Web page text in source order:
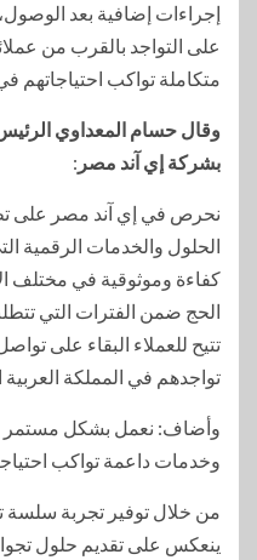
إجراءات إضافية بعد
على التواجد بالقرب من
متكاملة تواكب
وقال حسام المعداوي
بشركة إي آند مصر :
نحرص في إي آند مصر على
الحلول والخدمات الرقمية
كفاءة وموثوقية في مختلف
الحج ضمن الفترات التي
تتيح للعملاء البقاء على
تواجدهم في المملكة العربية
وأضاف: نعمل بشكل مستمر
وخدمات داعمة تواكب
من خلال توفير تجربة سلسة
ينعكس على تقديم حلول